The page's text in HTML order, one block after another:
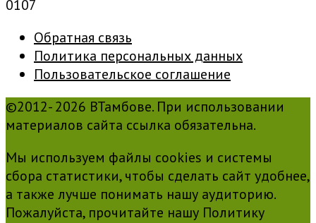
0107
Обратная связь
Политика персональных данных
Пользовательское соглашение
©2012- 2026 ВТамбове. При использовании
материалов сайта ссылка обязательна.
Мы используем файлы cookies и системы
сбора статистики, чтобы сделать сайт удобнее,
а также лучше понимать нашу аудиторию.
Пожалуйста, прочитайте нашу Политику